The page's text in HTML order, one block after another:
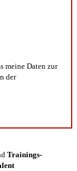
meine Daten zur
der
Trainings-